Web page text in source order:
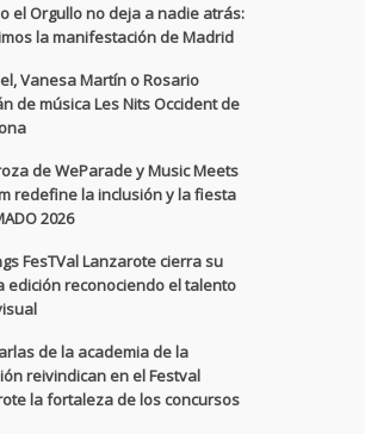
el Orgullo no deja a nadie atrás:
la manifestación de Madrid
Vanesa Martín o Rosario
de música Les Nits Occident de
de WeParade y Music Meets
redefine la inclusión y la fiesta
2026
FesTVal Lanzarote cierra su
edición reconociendo el talento
de la academia de la
reivindican en el Festval
la fortaleza de los concursos